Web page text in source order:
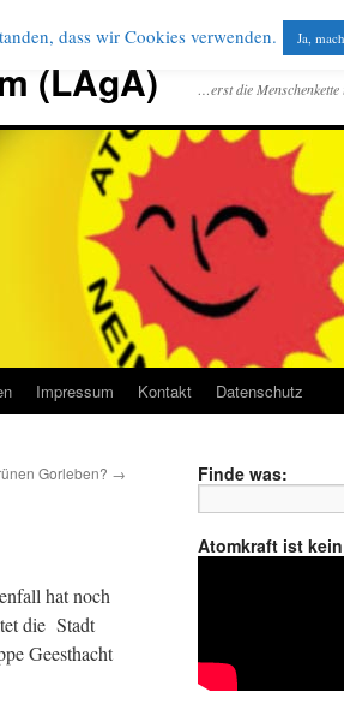
(LAgA) …erst die Menschenkette
Impressum Kontakt Datenschutz
Gorleben? →
hat noch
die Stadt
Geesthacht
Finde was:
Atomkraft ist
dass wir Cookies verwenden. Ja,